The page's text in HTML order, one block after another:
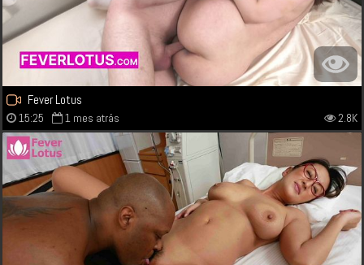
Fever Lotus
15:25 1 mes atrás 2.8K